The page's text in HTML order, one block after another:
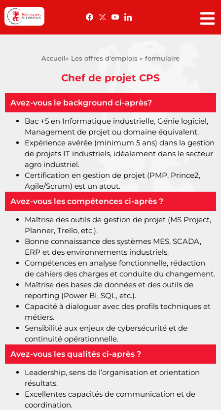
Accueil» Les offres d'emplois » formulaire
Chef de projet CPS
Avez-vous le background ci-après?
Bac +5 en Informatique industrielle, Génie logiciel,
Management de projet ou domaine équivalent.
Expérience avérée (minimum 5 ans) dans la gestion
de projets IT industriels, idéalement dans le secteur
agro industriel.
Certification en gestion de projet (PMP, Prince2,
Agile/Scrum) est un atout.
Avez-vous les compétences ci-après ?
Maîtrise des outils de gestion de projet (MS Project,
Planner, Trello, etc.).
Bonne connaissance des systèmes MES, SCADA,
ERP et des environnements industriels.
Compétences en analyse fonctionnelle, rédaction
de cahiers des charges et conduite du changement.
Maîtrise des bases de données et des outils de
reporting (Power BI, SQL, etc.).
Capacité à dialoguer avec des profils techniques et
métiers.
Sensibilité aux enjeux de cybersécurité et de
continuité opérationnelle.
Avez-vous les qualités ci-après ?
Leadership, sens de l’organisation et orientation
résultats.
Excellentes capacités de communication et de
coordination.